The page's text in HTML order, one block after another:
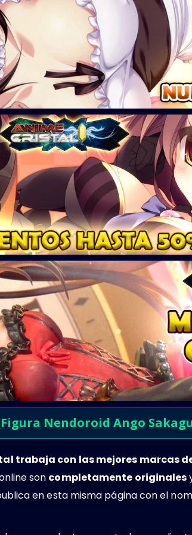
Nendoroid Ango
trabaja con las mejores marcas
son completamente originales
en esta misma página con el